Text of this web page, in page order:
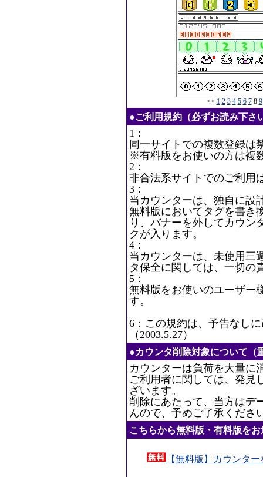
<< 1 2 3 4 5 6 78 9
●ご利用規約（必ずお読み下さ
1：
同一サイトでの複数登録は
※有料版をお使いの方は複
2：
非合法系サイトでのご利用
3：
当カウンターは、独自に設
無料版においてタグを書き
り、バナーを外してカウン
クが入ります。
4：
当カウンターは、未使用三
タ保全に関しては、一切の
5：
無料版をお使いのユーザー
す。
6：この規約は、予告なし
（2003.5.27）
●カウンタ削除対象について（
カウンターは負荷を大量に
ご利用者に関しては、発見
ざいます。
削除にあたって、当方はデ
んので、予めご了承くださ
こちらから無料版・有料版を
【無料版】カウンタ